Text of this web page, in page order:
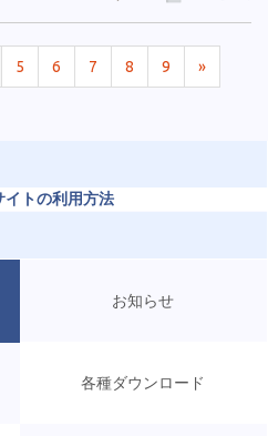
5 6 7 8 9 »
イトの利用方法
お知らせ
各種ダウンロード